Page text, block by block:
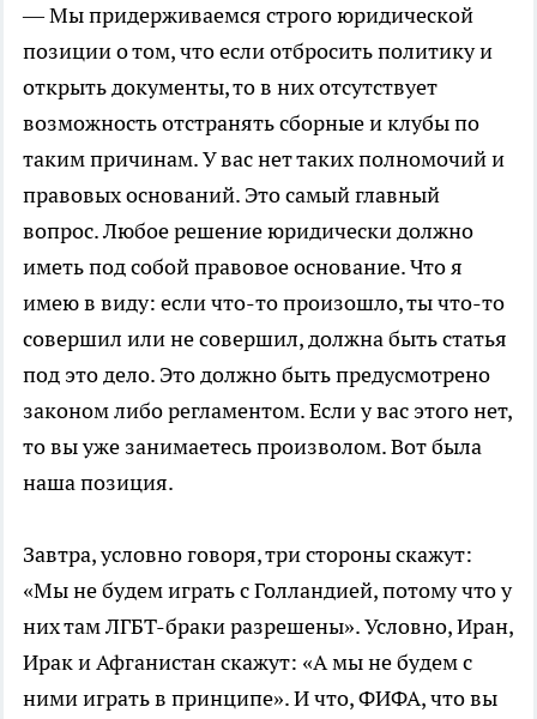
— Мы придерживаемся строго юридической
позиции о том, что если отбросить политику и
открыть документы, то в них отсутствует
возможность отстранять сборные и клубы по
таким причинам. У вас нет таких полномочий и
правовых оснований. Это самый главный
вопрос. Любое решение юридически должно
иметь под собой правовое основание. Что я
имею в виду: если что-то произошло, ты что-то
совершил или не совершил, должна быть статья
под это дело. Это должно быть предусмотрено
законом либо регламентом. Если у вас этого нет,
то вы уже занимаетесь произволом. Вот была
наша позиция.
Завтра, условно говоря, три стороны скажут:
«Мы не будем играть с Голландией, потому что у
них там ЛГБТ-браки разрешены». Условно, Иран,
Ирак и Афганистан скажут: «А мы не будем с
ними играть в принципе». И что, ФИФА, что вы